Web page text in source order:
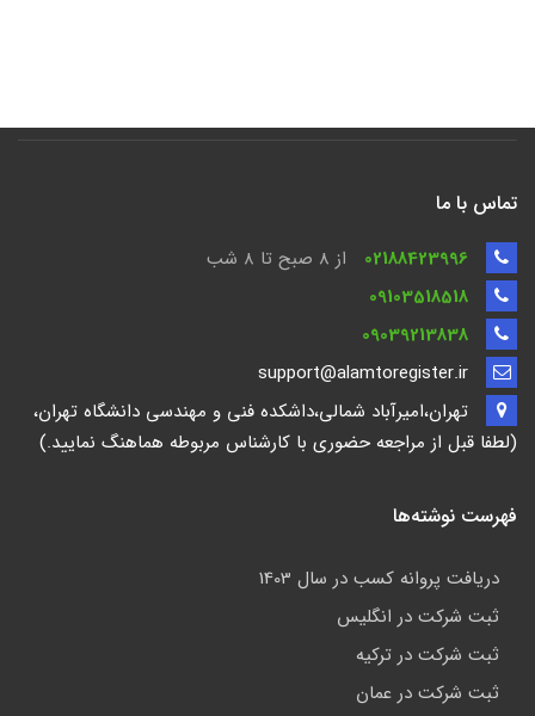
تماس با ما
02188423996
از 8 صبح تا ۸ شب
09103518518
09039213838
support@alamtoregister.ir
تهران،امیرآباد شمالی،داشکده فنی و مهندسی دانشگاه تهران،
(لطفا قبل از مراجعه حضوری با کارشناس مربوطه هماهنگ نمایید.)
فهرست نوشته‌ها
دریافت پروانه کسب در سال 1403
ثبت شرکت در انگلیس
ثبت شرکت در ترکیه
ثبت شرکت در عمان